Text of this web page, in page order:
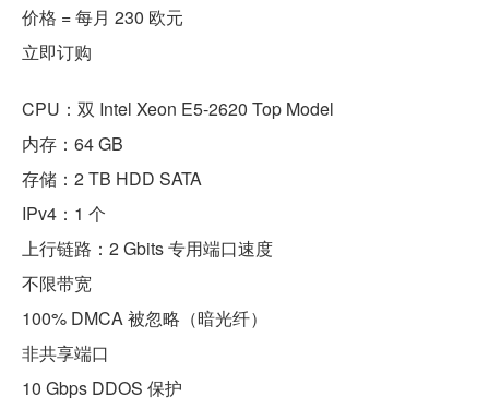
价格 = 每月 230 欧元
立即订购
CPU：双 Intel Xeon E5-2620 Top Model
内存：64 GB
存储：2 TB HDD SATA
IPv4：1 个
上行链路：2 Gbits 专用端口速度
不限带宽
100% DMCA 被忽略（暗光纤）
非共享端口
10 Gbps DDOS 保护